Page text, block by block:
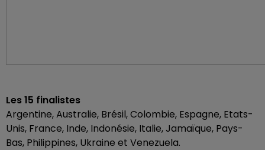
Les 15 finalistes
Argentine, Australie, Brésil, Colombie, Espagne, Etats-
Unis, France, Inde, Indonésie, Italie, Jamaïque, Pays-
Bas, Philippines, Ukraine et Venezuela.